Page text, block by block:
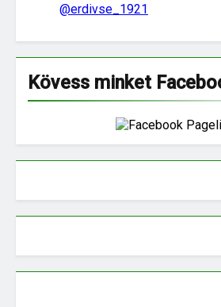
@erdivse_1921
Kövess minket